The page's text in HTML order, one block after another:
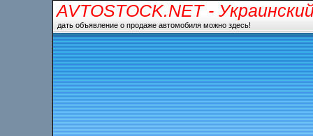
AVTOSTOCK.NET-
дать объявление о продаже автомобиля можно здесь!